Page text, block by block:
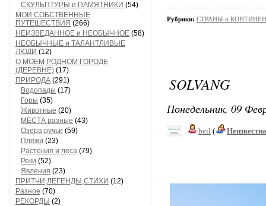
СКУЛЬПТУРЫ и ПАМЯТНИКИ (54)
МОИ СОБСТВЕННЫЕ
ПУТЕШЕСТВИЯ (266)
НЕИЗВЕДАННОЕ и НЕОБЫЧНОЕ (58)
НЕОБЫЧНЫЕ и ТАЛАНТЛИВЫЕ
ЛЮДИ (12)
О МОЕМ РОДНОМ ГОРОДЕ
(ДЕРЕВНЕ) (17)
ПРИРОДА (291)
Водопады (17)
Горы (35)
Животные (20)
МЕСТА разные (43)
Озера,ручьи (59)
Пляжи (23)
Растения и леса (79)
Реки (52)
Явления (23)
ПРИТЧИ,ЛЕГЕНДЫ,СТИХИ (12)
Разное (70)
РЕКОРДЫ (2)
Рубрики: СТРАНЫ и
SOLVANG
Понедельник, 09
beil (